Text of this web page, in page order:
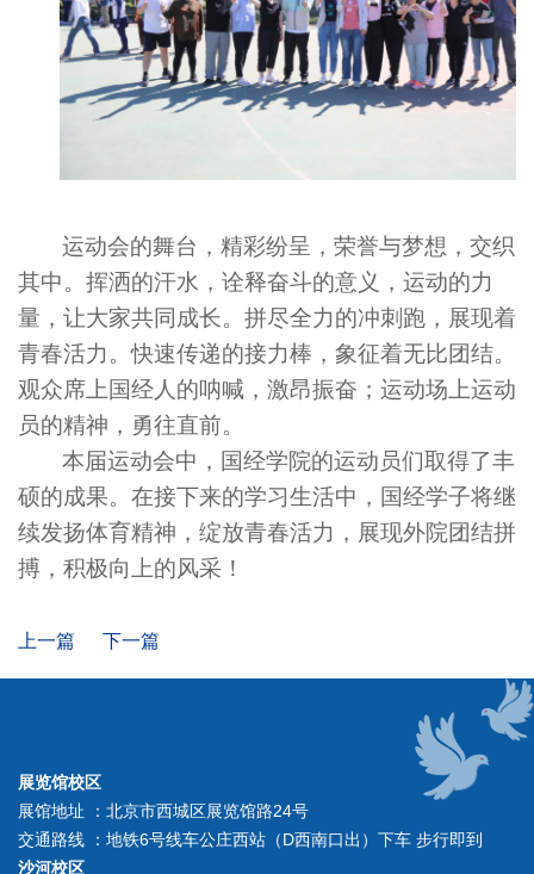
运动会的舞台，精彩纷呈，荣誉与梦想，交织
其中。挥洒的汗水，诠释奋斗的意义，运动的力
量，让大家共同成长。拼尽全力的冲刺跑，展现着
青春活力。快速传递的接力棒，象征着无比团结。
观众席上国经人的呐喊，激昂振奋；运动场上运动
员的精神，勇往直前。
本届运动会中，国经学院的运动员们取得了丰
硕的成果。在接下来的学习生活中，国经学子将继
续发扬体育精神，绽放青春活力，展现外院团结拼
搏，积极向上的风采！
上一篇 下一篇
展览馆校区
展馆地址 ：北京市西城区展览馆路24号
交通路线 ：地铁6号线车公庄西站（D西南口出）下车 步行即到
沙河校区